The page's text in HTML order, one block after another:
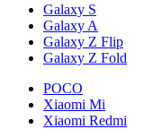
Galaxy S
Galaxy A
Galaxy Z Flip
Galaxy Z Fold
POCO
Xiaomi Mi
Xiaomi Redmi